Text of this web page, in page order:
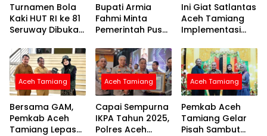
Turnamen Bola
Kaki HUT RI ke 81
Seruway Dibuka
Fahmi
Bupati Armia
Fahmi Minta
Pemerintah Pusat
Normalisasi
Sungai Tamiang,
Cegah Banjir
Terjadi Lagi
Ini Giat Satlantas
Aceh Tamiang
Implementasi
Polantas Aceh
Untuk
Masyarakat
Aceh Tamiang
Bersama GAM,
Pemkab Aceh
Tamiang Lepas
Aceh Tamiang
Capai Sempurna
IKPA Tahun 2025,
Polres Aceh
Aceh Tamiang
Pemkab Aceh
Tamiang Gelar
Pisah Sambut